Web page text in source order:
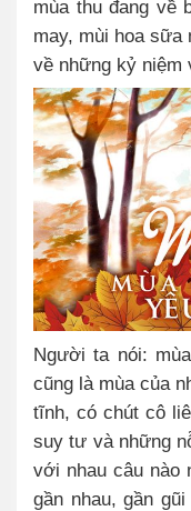
mùa thu đang về
may, mùi hoa sữa
về những kỷ
Người ta nói:
cũng là mùa của
tĩnh, có chút cô
suy tư và những
với nhau câu nào
gần nhau, gần